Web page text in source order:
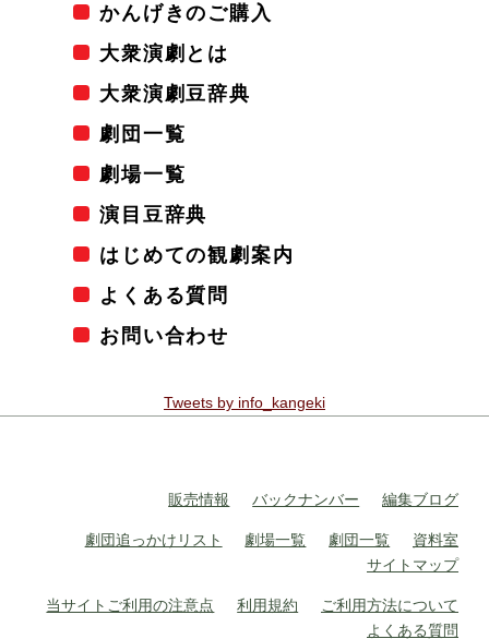
かんげきのご購入
大衆演劇とは
大衆演劇豆辞典
劇団一覧
劇場一覧
演目豆辞典
はじめての観劇案内
よくある質問
お問い合わせ
Tweets by info_kangeki
販売情報 バックナンバー 編集ブログ
劇団追っかけリスト 劇場一覧 劇団一覧
資料室
サイトマップ
当サイトご利用の注意点 利用規約
ご利用方法について
よくある質問